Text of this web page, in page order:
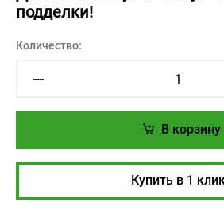
подделки!
Количество:
В корзину
Купить в 1